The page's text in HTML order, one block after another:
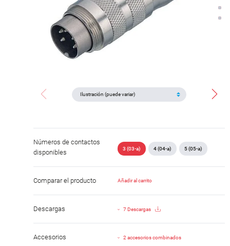
Números de contactos
disponibles
3 (03-a) 4 (04-a) 5 (05-a)
Comparar el producto Añadir al carrito
Descargas 7 Descargas
Accesorios 2 accesorios combinados